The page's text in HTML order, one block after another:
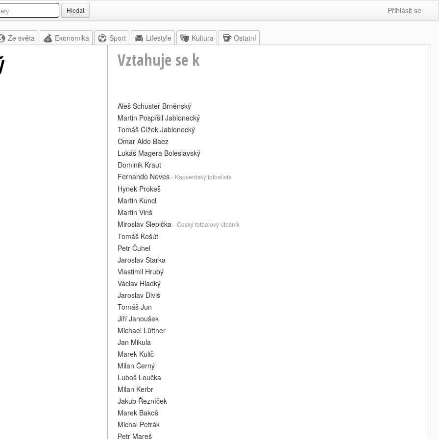
Hledat Přihlásit se
Ze světa Ekonomika Sport Lifestyle Kultura Ostatní
Vztahuje se k
Aleš Schuster Brněnský
Martin Pospíšil Jablonecký
Tomáš Čížek Jablonecký
Omar Aldo Baez
Lukáš Magera Boleslavský
Dominik Kraut
Fernando Neves - Kapverdský fotbalista
Hynek Prokeš
Martin Kuncl
Martin Vinš
Miroslav Slepička - Český fotbalový útočník
Tomáš Košút
Petr Čuhel
Jaroslav Starka
Vlastimil Hrubý
Václav Hladký
Jaroslav Diviš
Tomáš Jun
Jiří Janoušek
Michael Lüftner
Jan Mikula
Marek Kulič
Milan Černý
Luboš Loučka
Milan Kerbr
Jakub Řezníček
Marek Bakoš
Michal Petrák
Petr Mareš